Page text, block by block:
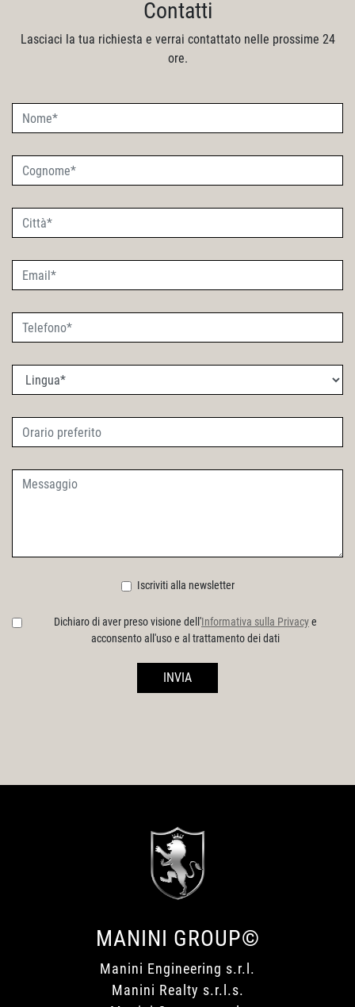
Contatti
Lasciaci la tua richiesta e verrai contattato nelle prossime 24
ore.
Iscriviti alla newsletter
Dichiaro di aver preso visione dell'Informativa sulla Privacye
acconsento all'uso e al trattamento dei dati
INVIA
MANINI GROUP©
Manini Engineering s.r.l.
Manini Realty s.r.l.s.